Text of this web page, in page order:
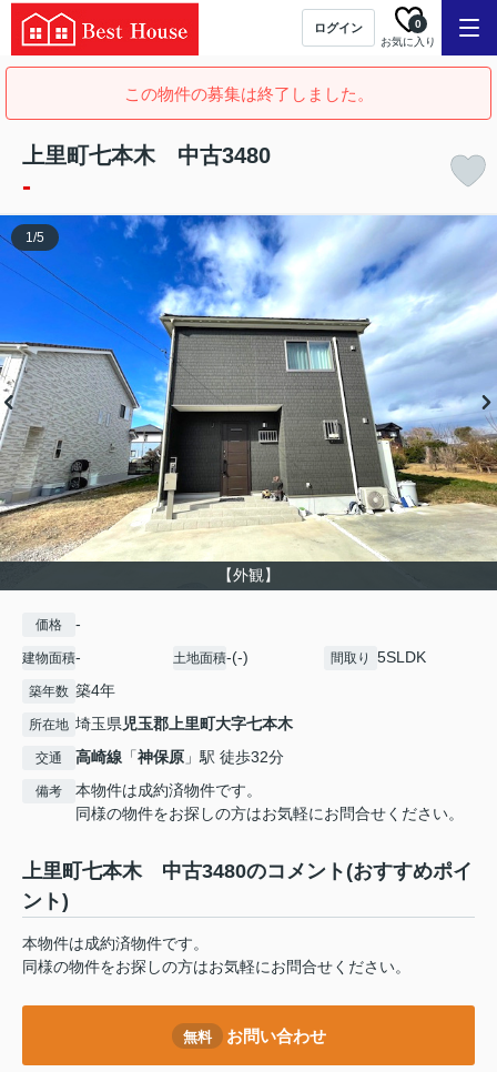
ログイン
お気に入り
0
この物件の募集は終了しました。
上里町七本木 中古3480
-
【外観】
1/5
価格 -
建物面積- 土地面積-(-) 間取り 5SLDK
築年数 築4年
所在地 埼玉県児玉郡上里町大字七本木
交通 高崎線 「神保原 」駅 徒歩32分
備考
本物件は成約済物件です。
同様の物件をお探しの方はお気軽にお問合せください。
上里町七本木 中古3480のコメント(おすすめポイ
ント)
本物件は成約済物件です。
同様の物件をお探しの方はお気軽にお問合せください。
無料 お問い合わせ